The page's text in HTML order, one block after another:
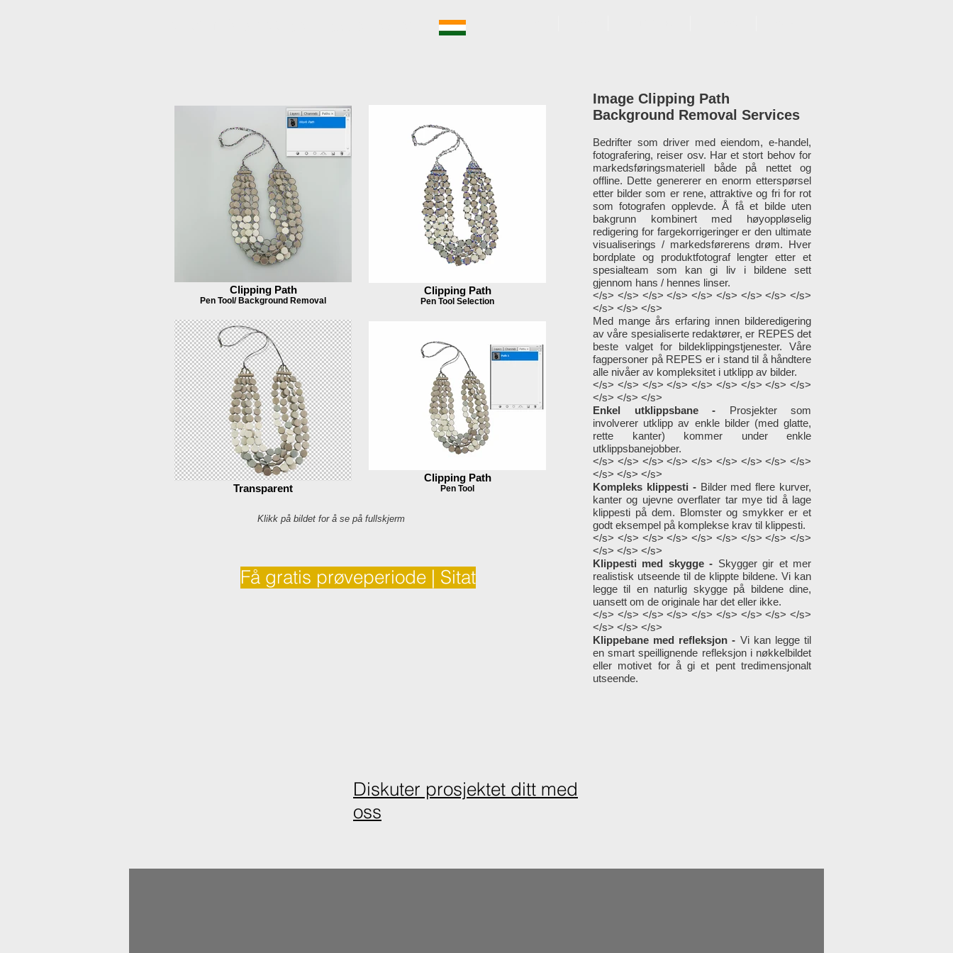
Clipping Path
Pen Tool/ Background Removal
Clipping Path
Pen Tool Selection
Transparent
Clipping Path
Pen Tool
Klikk på bildet for å se på fullskjerm
Få gratis prøveperiode | Sitat
Image Clipping Path
Background Removal Services
Bedrifter som driver med eiendom, e-handel,
fotografering, reiser osv. Har et stort behov for
markedsføringsmateriell både på nettet og
offline. Dette genererer en enorm etterspørsel
etter bilder som er rene, attraktive og fri for rot
som fotografen opplevde. Å få et bilde uten
bakgrunn kombinert med høyoppløselig
redigering for fargekorrigeringer er den ultimate
visualiserings / markedsførerens drøm. Hver
bordplate og produktfotograf lengter etter et
spesialteam som kan gi liv i bildene sett
gjennom hans / hennes linser.
</s> </s> </s> </s> </s> </s> </s> </s> </s>
</s> </s> </s>
Med mange års erfaring innen bilderedigering
av våre spesialiserte redaktører, er REPES det
beste valget for bildeklippingstjenester. Våre
fagpersoner på REPES er i stand til å håndtere
alle nivåer av kompleksitet i utklipp av bilder.
</s> </s> </s> </s> </s> </s> </s> </s> </s>
</s> </s> </s>
Enkel utklippsbane - Prosjekter som
involverer utklipp av enkle bilder (med glatte,
rette kanter) kommer under enkle
utklippsbanejobber.
</s> </s> </s> </s> </s> </s> </s> </s> </s>
</s> </s> </s>
Kompleks klippesti -Bilder med flere kurver,
kanter og ujevne overflater tar mye tid å lage
klippesti på dem. Blomster og smykker er et
godt eksempel på komplekse krav til klippesti.
</s> </s> </s> </s> </s> </s> </s> </s> </s>
</s> </s> </s>
Klippesti med skygge - Skygger gir et mer
realistisk utseende til de klippte bildene. Vi kan
legge til en naturlig skygge på bildene dine,
uansett om de originale har det eller ikke.
</s> </s> </s> </s> </s> </s> </s> </s> </s>
</s> </s> </s>
Klippebane med refleksjon - Vi kan legge til
en smart speillignende refleksjon i nøkkelbildet
eller motivet for å gi et pent tredimensjonalt
utseende.
Diskuter prosjektet ditt med
oss